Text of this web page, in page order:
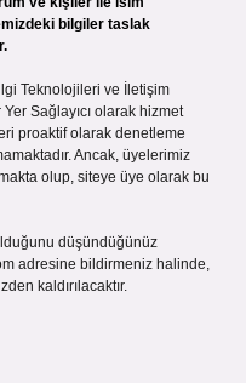
bilgiler taslak
Teknolojileri ve İletişim
Sağlayıcı olarak hizmet
proaktif olarak denetleme
Ancak, üyelerimiz
olup, siteye üye olarak bu
düşündüğünüz
adresine bildirmeniz halinde,
kaldırılacaktır.